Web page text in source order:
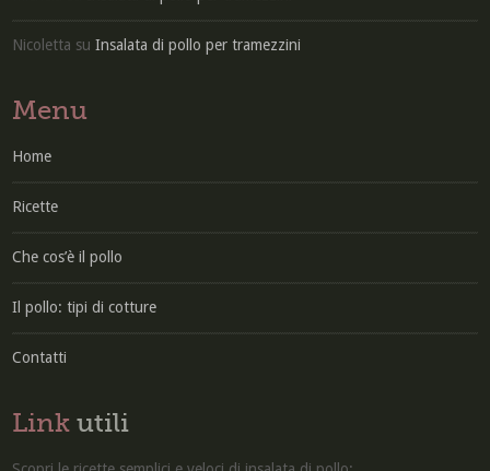
Nicoletta suInsalata di pollo per tramezzini
Menu
Home
Ricette
Che cos’è il pollo
Il pollo: tipi di cotture
Contatti
Link utili